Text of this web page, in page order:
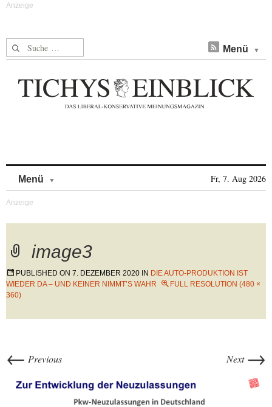
Suche nach: Menü
Menü Fr, 7. Aug 2026
image3
PUBLISHED ON 7. DEZEMBER 2020 IN DIE AUTO-PRODUKTION IST
WIEDER DA – UND KEINER NIMMT’S WAHR
FULL RESOLUTION (480 ×
360)
← Previous Next →